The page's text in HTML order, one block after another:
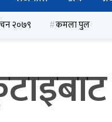
२०७९ कमला पुल